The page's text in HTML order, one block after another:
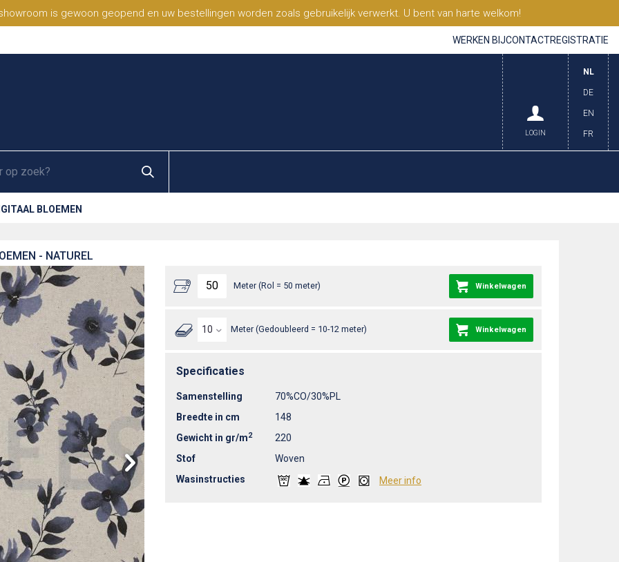
is gewoon geopend en uw bestellingen worden zoals gebruikelijk verwerkt. U bent van harte welkom!
WERKEN BIJCONTACTREGISTRATIE
NL
DE
EN
FR
LOGIN
BLOEMEN
- NATUREL
Meter (Rol = 50 meter) Winkelwagen
Meter (Gedoubleerd = 10-12 meter) Winkelwagen
Specificaties
Samenstelling
70%CO/30%PL
Breedte in cm
148
Gewicht in gr/m2
220
Stof
Woven
Wasinstructies
Meer info